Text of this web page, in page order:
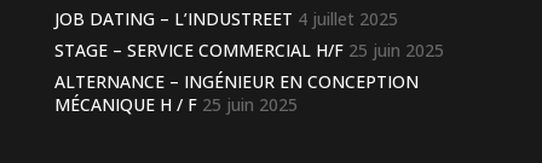
JOB DATING – L’INDUSTREET 4 juillet 2025
STAGE – SERVICE COMMERCIAL H/F 25 juin 2025
ALTERNANCE – INGÉNIEUR EN CONCEPTION
MÉCANIQUE H / F 25 juin 2025